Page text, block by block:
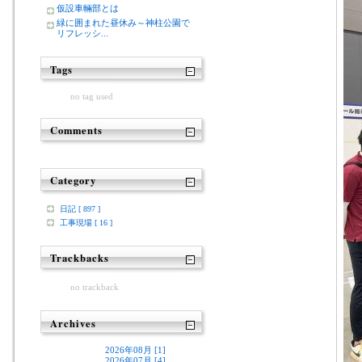
仮設車輛部とは
緑に囲まれた昼休み～神柱公園で
リフレッシ...
Tags
no tag used
Comments
Category
日記 [ 897 ]
工事現場 [ 16 ]
Trackbacks
no trackback
Archives
2026年08月 [1]